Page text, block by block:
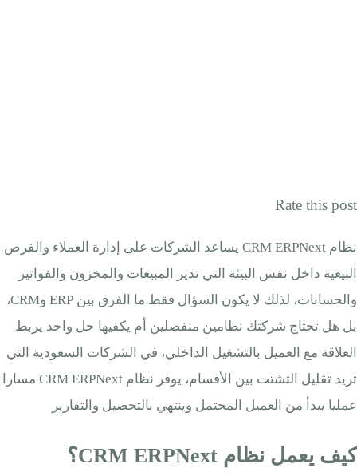
Rate this post
نظام CRM ERPNext يساعد الشركات على إدارة العملاء والفرص
البيعية داخل نفس البيئة التي تدير المبيعات والمخزون والفواتير
والحسابات، لذلك لا يكون السؤال فقط ما الفرق بين ERP وCRM،
بل هل تحتاج شركتك نظامين منفصلين أم يكفيها حل واحد يربط
العلاقة مع العميل بالتشغيل الداخلي، في الشركات السعودية التي
تريد تقليل التشتت بين الأقسام، يوفر نظام CRM ERPNext مسارا
عمليا يبدأ من العميل المحتمل وينتهي بالتحصيل والتقارير
كيف يعمل نظام CRM ERPNext؟